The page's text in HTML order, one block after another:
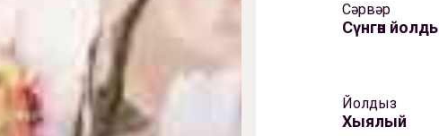
Сәрвәр
Сүнгән
Йолдыз
Хыялый